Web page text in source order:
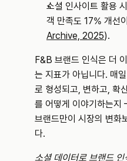
소셜 인사이트 활용
Archive, 2025).
F&B 브랜드 인식은 더
는 지표가 아닙니다. 매
로 형성되고, 변하고, 확
를 어떻게 이야기하는
브랜드만이 시장의 변화
다.
소셜 데이터로 브랜드